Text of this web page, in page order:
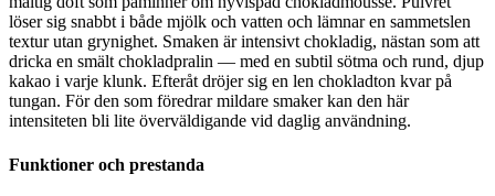
löser sig snabbt i både mjölk och vatten och lämnar en sammetslen
textur utan grynighet. Smaken är intensivt chokladig, nästan som att
dricka en smält chokladpralin — med en subtil sötma och rund, djup
kakao i varje klunk. Efteråt dröjer sig en len chokladton kvar på
tungan. För den som föredrar mildare smaker kan den här
intensiteten bli lite överväldigande vid daglig användning.
Funktioner och prestanda